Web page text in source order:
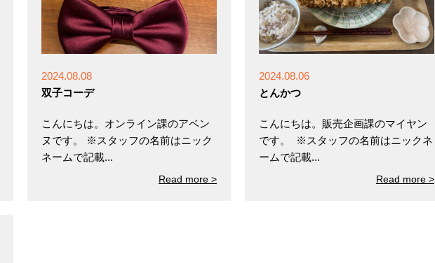
2024.08.08
双子コーデ
こんにちは。オンライン課のアベン
ヌです。 ※スタッフの名前はニック
ネームで記載...
Read more >
2024.08.06
とんかつ
こんにちは。販売企画課のマイヤン
です。 ※スタッフの名前はニックネ
ームで記載...
Read more >